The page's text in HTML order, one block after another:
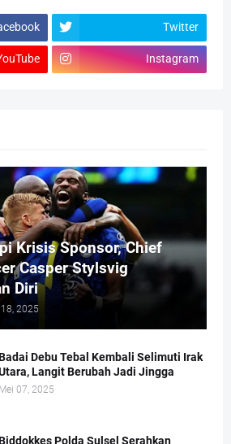
Twitter
Instagram
Krisis Sponsor, Chief
Casper Stylsvig
Diri
2025
Debu Tebal Kembali Selimuti Irak
Langit Berubah Jadi Jingga
Mei 07, 2025
Polda Sulsel Serahkan